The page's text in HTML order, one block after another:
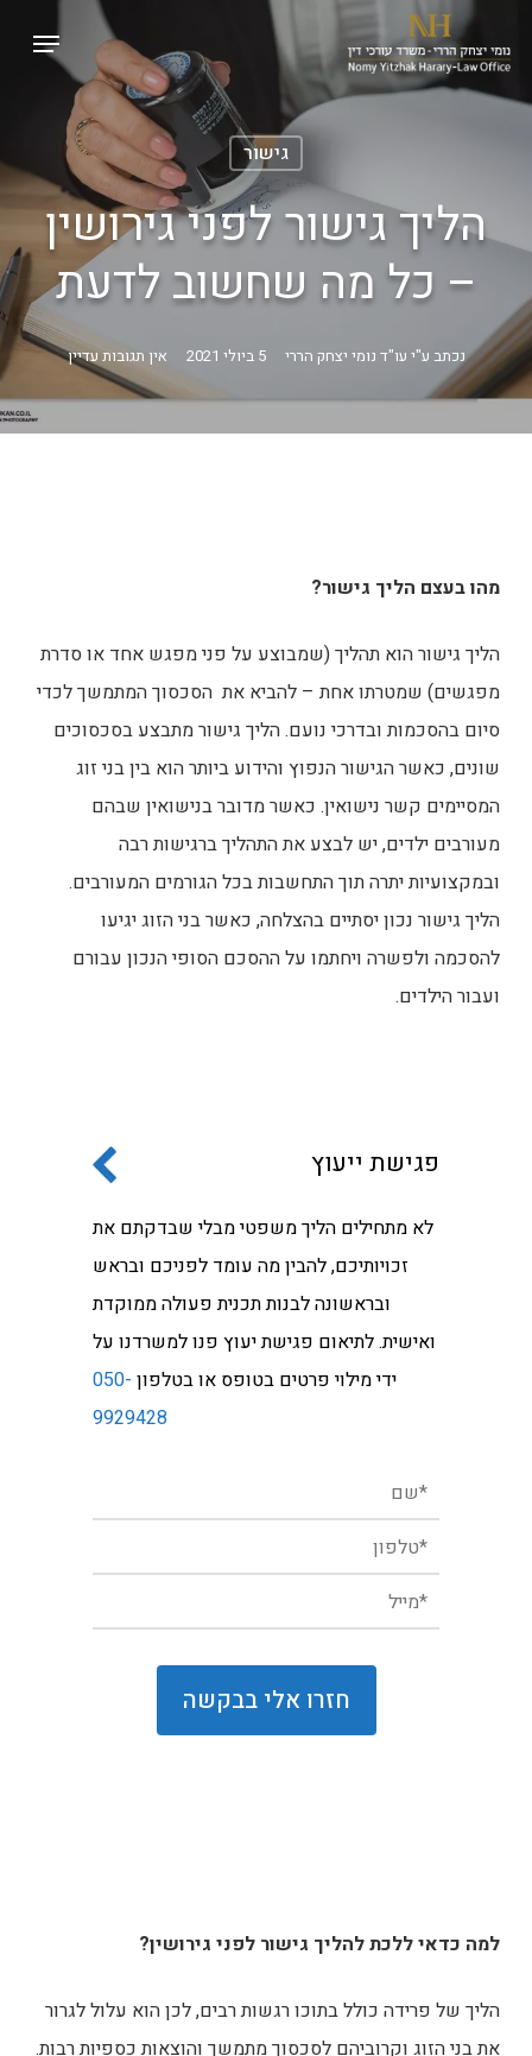
Menu
גישור
הליך גישור לפני גירושין
– כל מה שחשוב לדעת
נכתב ע"י עו"ד נומי יצחק הררי 5 ביולי 2021 אין תגובות עדיין
מהו בעצם הליך גישור?
הליך גישור הוא תהליך (שמבוצע על פני מפגש אחד או סדרת
מפגשים) שמטרתו אחת – להביא את הסכסוך המתמשך לכדי
סיום בהסכמות ובדרכי נועם. הליך גישור מתבצע בסכסוכים
שונים, כאשר הגישור הנפוץ והידוע ביותר הוא בין בני זוג
המסיימים קשר נישואין. כאשר מדובר בנישואין שבהם
מעורבים ילדים, יש לבצע את התהליך ברגישות רבה
ובמקצועיות יתרה תוך התחשבות בכל הגורמים המעורבים.
הליך גישור נכון יסתיים בהצלחה, כאשר בני הזוג יגיעו
להסכמה ולפשרה ויחתמו על ההסכם הסופי הנכון עבורם
ועבור הילדים.
פגישת ייעוץ
לא מתחילים הליך משפטי מבלי שבדקתם את
זכויותיכם, להבין מה עומד לפניכם ובראש
ובראשונה לבנות תכנית פעולה ממוקדת
ואישית. לתיאום פגישת יעוץ פנו למשרדנו על
ידי מילוי פרטים בטופס או בטלפון 050-
9929428
למה כדאי ללכת להליך גישור לפני גירושין?
הליך של פרידה כולל בתוכו רגשות רבים, לכן הוא עלול לגרור
את בני הזוג וקרוביהם לסכסוך מתמשך והוצאות כספיות רבות.
Close